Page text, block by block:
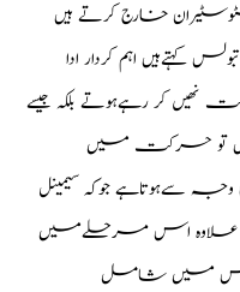
خارج کرتے ہیں
کہتےہیں اہم کردار ادا
کر رہےہوتے بلکہ جیسے
تو حرکت میں
سےہوتاہے جوکہ سیمینل
علاوه اس مرحلےمیں
بھی اس میں شامل